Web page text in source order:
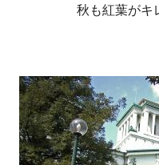
秋も紅葉がキ